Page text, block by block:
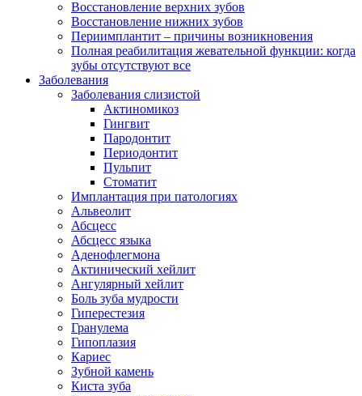
Восстановление верхних зубов
Восстановление нижних зубов
Периимплантит – причины возникновения
Полная реабилитация жевательной функции: когда
зубы отсутствуют все
Заболевания
Заболевания слизистой
Актиномикоз
Гингвит
Пародонтит
Периодонтит
Пульпит
Стоматит
Имплантация при патологиях
Альвеолит
Абсцесс
Абсцесс языка
Аденофлегмона
Актинический хейлит
Ангулярный хейлит
Боль зуба мудрости
Гиперестезия
Гранулема
Гипоплазия
Кариес
Зубной камень
Киста зуба